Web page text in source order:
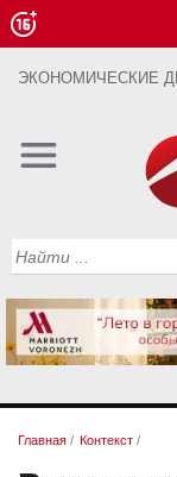
ЭКОНОМИЧЕСКИЕ
Главная / Контекст /